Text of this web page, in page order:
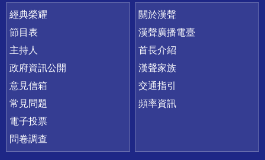
快速連結
經典榮耀
節目表
主持人
政府資訊公開
意見信箱
常見問題
電子投票
問卷調查
關於漢聲
漢聲廣播電臺
首長介紹
漢聲家族
交通指引
頻率資訊